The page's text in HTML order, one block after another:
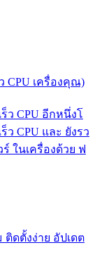
CPU เครื่องคุณ)
ว CPU อีกหนึ่งโ
CPU และ ยังรว
ในเครื่องด้วย ฟ
ดตั้งง่าย อัปเดต